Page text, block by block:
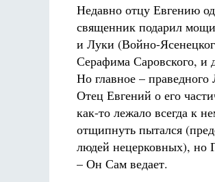
Недавно отцу Евгению
священник подарил
и Луки (Войно-
Серафима Саровского, и
Но главное – праведного
Отец Евгений о его
как-то лежало всегда к
отщипнуть пытался
людей нецерковных), но
– Он Сам ведает.